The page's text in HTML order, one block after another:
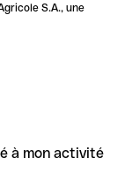
S.A., une
à mon activité